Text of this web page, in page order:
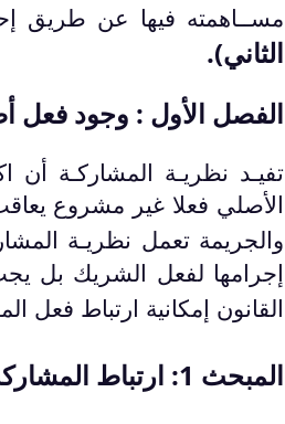
مســاهمته فيها عن طريق
الثاني).
الفصل الأول : وجود فعل
تفيـد نظريـة المشاركـة
الأصلي فعلا غير مشروع
والجريمة تعمل نظريـة
إجرامها لفعل الشريك بل
القانون إمكانية ارتباط فعل
المبحث 1: ارتباط المشاركة بفعلة أصلية